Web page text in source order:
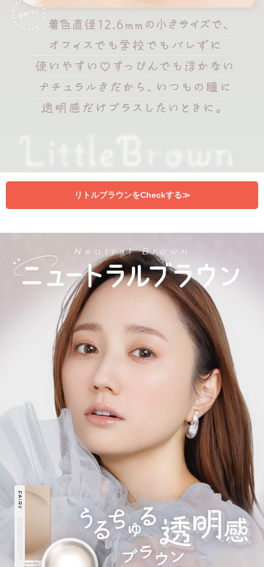
リトルブラウンをCheckする≫